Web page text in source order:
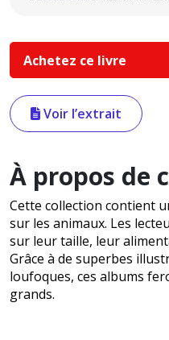
Achetez ce livre
Voir l’extrait
À propos de
Cette collection contient
sur les animaux. Les
sur leur taille, leur
Grâce à de superbes
loufoques, ces albums
grands.